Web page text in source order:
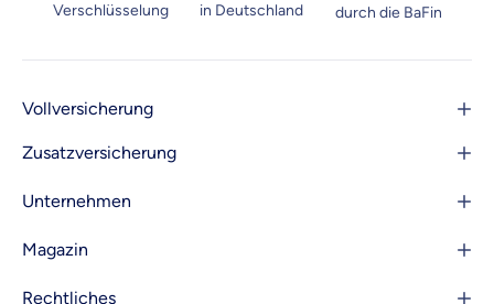
Verschlüsselung
in Deutschland
durch die BaFin
Vollversicherung
Zusatzversicherung
Unternehmen
Magazin
Rechtliches